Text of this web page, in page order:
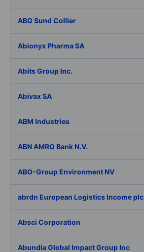
ABG Sund Collier
Abionyx Pharma SA
Abits Group Inc.
Abivax SA
ABM Industries
ABN AMRO Bank N.V.
ABO-Group Environment NV
abrdn European Logistics Income plc
Absci Corporation
Abundia Global Impact Group Inc